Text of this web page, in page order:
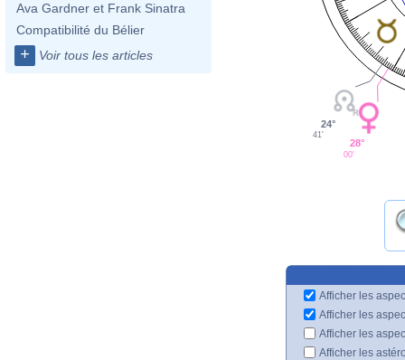
Ava Gardner et Frank Sinatra
Compatibilité du Bélier
+ Voir tous les articles
24°
41'
28°
00'
Afficher les
Afficher les
Afficher les
Afficher les